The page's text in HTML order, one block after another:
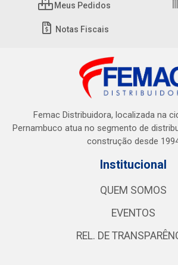
Meus Pedidos
Notas Fiscais
Femac Distribuidora, localizada na
Pernambuco atua no segmento de
construção desde
Institucional
QUEM SOMOS
EVENTOS
REL. DE